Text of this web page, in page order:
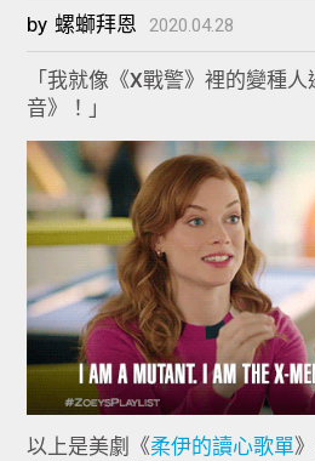
by 螺螄拜恩 2020.04.28
「我就像《X戰警》裡的變種
音》！」
以上是美劇《柔伊的讀心歌單